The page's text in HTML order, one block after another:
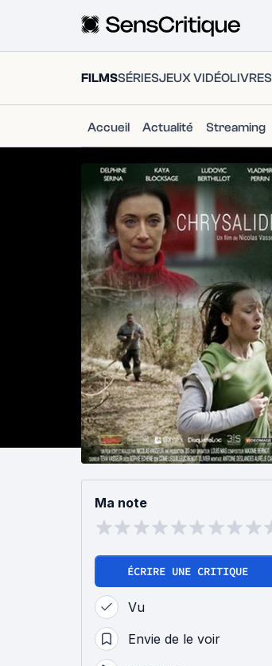
FILMSSÉRIESJEUX VIDÉOLIVRES
Accueil Actualité Streaming
Ma note
ÉCRIRE UNE CRITIQUE
Vu
Envie de le voir